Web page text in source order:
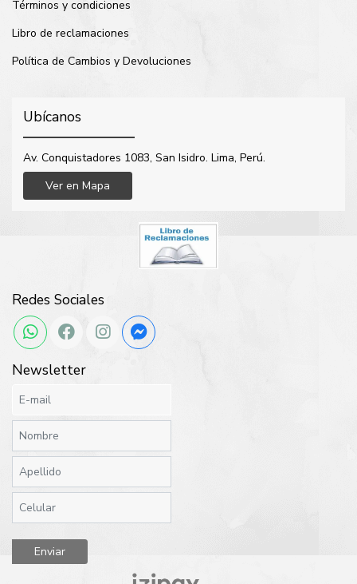
Términos y condiciones
Libro de reclamaciones
Política de Cambios y Devoluciones
Ubícanos
Av. Conquistadores 1083, San Isidro. Lima, Perú.
Ver en Mapa
Redes Sociales
Newsletter
Enviar